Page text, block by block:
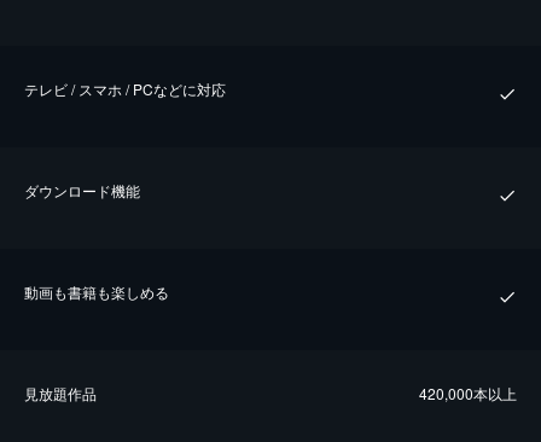
テレビ / スマホ / PCなどに対応
ダウンロード機能
動画も書籍も楽しめる
⾒放題作品 420,000本以上